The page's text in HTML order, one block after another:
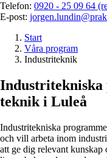
Telefon: 0920 - 25 09 64
E-post:
Start
Våra program
Industriteknik
Industritekniska
teknik i Luleå
Industritekniska
och vill arbeta inom
att ge dig relevant